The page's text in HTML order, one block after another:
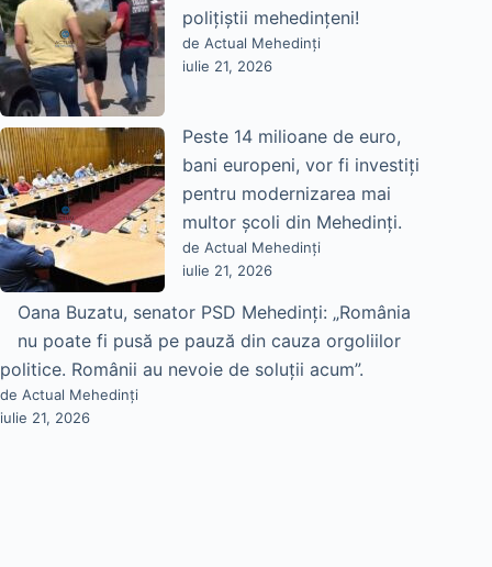
polițiștii mehedințeni!
de Actual Mehedinți
iulie 21, 2026
Peste 14 milioane de euro,
bani europeni, vor fi investiți
pentru modernizarea mai
multor școli din Mehedinți.
de Actual Mehedinți
iulie 21, 2026
Oana Buzatu, senator PSD Mehedinți: „România
nu poate fi pusă pe pauză din cauza orgoliilor
politice. Românii au nevoie de soluții acum”.
de Actual Mehedinți
iulie 21, 2026